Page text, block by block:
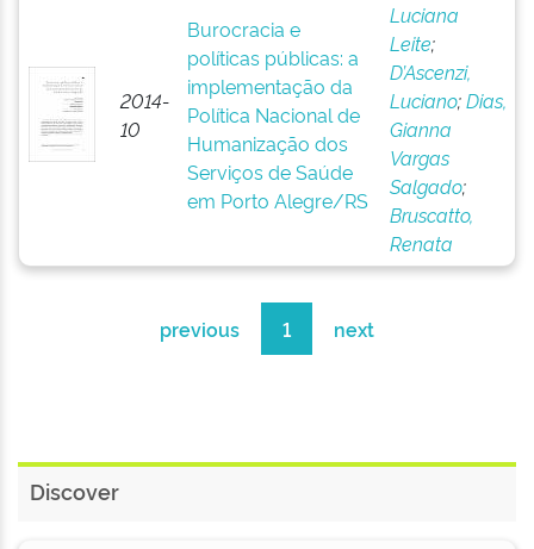
2014-
10
Burocracia e
políticas públicas: a
implementação da
Política Nacional de
Humanização dos
Serviços de Saúde
em Porto Alegre/RS
Luciana
Leite;
D’Ascenzi,
Luciano;Dias,
Gianna
Vargas
Salgado;
Bruscatto,
Renata
previous 1 next
Discover